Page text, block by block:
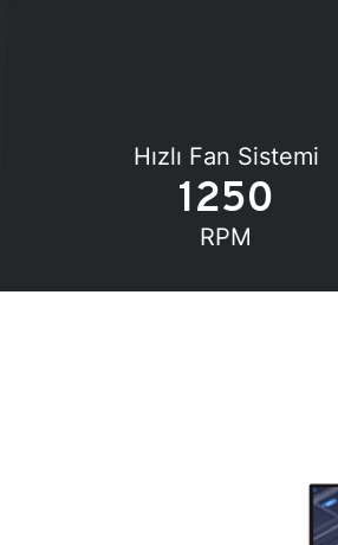
Hızlı Fan Sistemi
1250
RPM